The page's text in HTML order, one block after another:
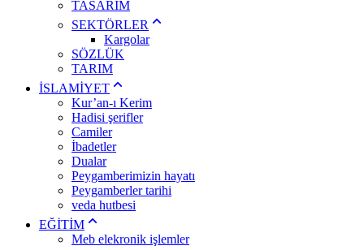
TASARIM
SEKTÖRLER
Kargolar
SÖZLÜK
TARIM
İSLAMİYET
Kur’an-ı Kerim
Hadisi şerifler
Camiler
İbadetler
Dualar
Peygamberimizin hayatı
Peygamberler tarihi
veda hutbesi
EĞİTİM
Meb elekronik işlemler